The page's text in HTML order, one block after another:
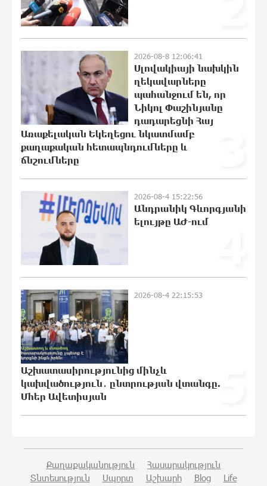
Եկեղեցու նկատմամբ քաղաքական
հետապնդումները և ճնշումները
Բանկային գաղտնիքի ապօրինի
արտահոսք, մերժված վարույթներ և
լռող բանկեր. ահազանգում է
գործարարը
11:47:36 8-08-2026
Ավետիք Չալաբյանն օրինակելի հայ է
և չի վախենում իշխանությունների
Մեր ուժը մեր աշխատակիցներն են.
«Պատմական հիշողությունը չի
կարելի քաղաքականություն
դարձնել». Կարպիս Փաշոյան
Երևանի և մարզերի տասնյակ
հասցեներում օգոստոսի 10-ին, 11-ին,
12-ին և 13-ին գազ չի լինելու
2026-08-8 12:06:41
Սլովակիայի նախկին
ղեկավարները
պահանջում են, որ
Նիկոլ Փաշինյանը
դադարեցնի Հայ
Առաքելական Եկեղեցու նկատմամբ
քաղաքական հետապնդումները և
ճնշումները
2026-08-4 15:22:56
Անդրանիկ Գևորգյանի
ելույթը ԱԺ-ում
5
2026-08-4 22:15:53
Աշխատասիրությունից մինչև
կախվածություն․ ընտրության վտանգը.
Մհեր Ավետիսյան
Քաղաքականություն
Հասարակություն
Տնտեսություն
Սպորտ Աշխարհ Blog Life